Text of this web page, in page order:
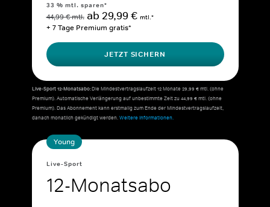
33 % mtl. sparen*
44,99 € mtl. ab 29,99 € mtl.*
+ 7 Tage Premium gratis*
JETZT SICHERN
Live-Sport 12-Monatsabo:Die Mindestvertragslaufzeit 12 Monate 29,99 € mtl. (ohne
Premium). Automatische Verlängerung auf unbestimmte Zeit zu 44,99 € mtl. (ohne
Premium). Das Abonnement kann erstmalig zum Ende der Mindestvertragslaufzeit,
danach monatlich gekündigt werden.Weitere Informationen.
Young
Live-Sport
12-Monatsabo